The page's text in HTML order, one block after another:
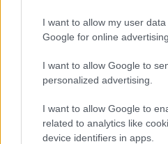
I want to allow my user
Google for online
I want to allow Google to
personalized advertising.
I want to allow Google to
related to analytics like
device identifiers in apps.
műemlékfelújítás műemlék
Történelmi táj, amelynek
megújul a tatai Angolkert
A projekt részeként megújulnak
műemlékek, köztük a különleges
Várkanyarban álló Nepomuki